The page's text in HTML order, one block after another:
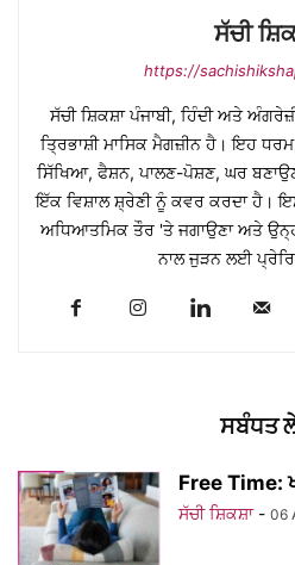
ਸੱਚੀ
https://
ਸੱਚੀ ਸ਼ਿਕਸ਼ਾ ਪੰਜਾਬੀ, ਹਿੰਦੀ ਅਤੇ
ਤ੍ਰਿਭਾਸ਼ੀ ਮਾਸਿਕ ਮੈਗਜ਼ੀਨ ਹੈ। ਇਹ
ਸਿੱਖਿਆ, ਫੈਸ਼ਨ, ਪਾਲਣ-ਪੋਸ਼ਣ, ਘਰ
ਇੱਕ ਵਿਸ਼ਾਲ ਸ਼੍ਰੇਣੀ ਨੂੰ ਕਵਰ ਕਰਦਾ ਹੈ।
ਅਧਿਆਤਮਿਕ ਤੌਰ 'ਤੇ ਜਗਾਉਣਾ ਅਤੇ
ਨਾਲ ਜੁੜਨ ਲਈ
ਸਬੰਧਤ
Free Time:
ਸੱਚੀ ਸ਼ਿਕਸ਼ਾ - 06